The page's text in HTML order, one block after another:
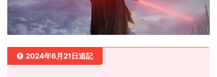
2024年6月21日追記